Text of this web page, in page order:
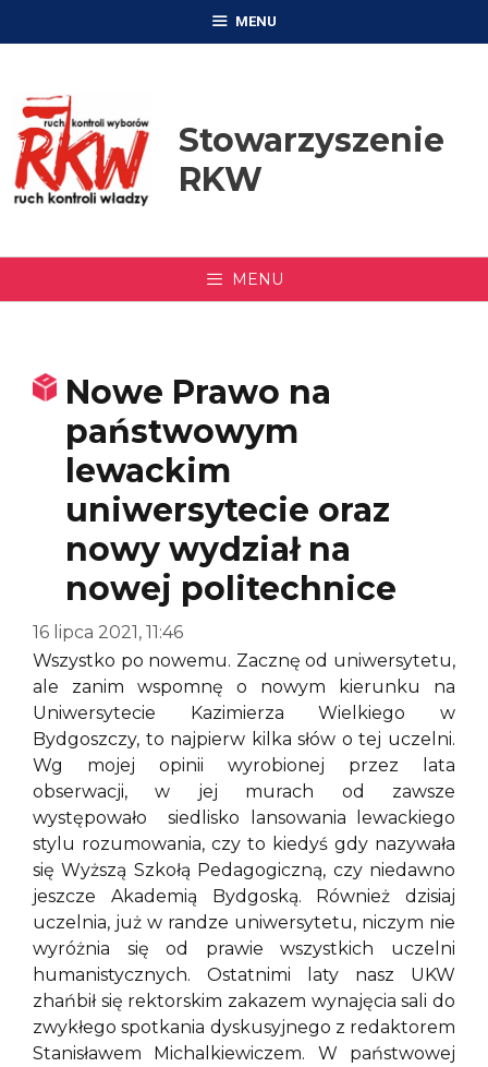
MENU
Stowarzyszenie
RKW
MENU
Nowe Prawo na
państwowym
lewackim
uniwersytecie oraz
nowy wydział na
nowej politechnice
16 lipca 2021, 11:46
Wszystko po nowemu. Zacznę od uniwersytetu,
ale zanim wspomnę o nowym kierunku na
Uniwersytecie Kazimierza Wielkiego w
Bydgoszczy, to najpierw kilka słów o tej uczelni.
Wg mojej opinii wyrobionej przez lata
obserwacji, w jej murach od zawsze
występowało siedlisko lansowania lewackiego
stylu rozumowania, czy to kiedyś gdy nazywała
się Wyższą Szkołą Pedagogiczną, czy niedawno
jeszcze Akademią Bydgoską. Również dzisiaj
uczelnia, już w randze uniwersytetu, niczym nie
wyróżnia się od prawie wszystkich uczelni
humanistycznych. Ostatnimi laty nasz UKW
zhańbił się rektorskim zakazem wynajęcia sali do
zwykłego spotkania dyskusyjnego z redaktorem
Stanisławem Michalkiewiczem. W państwowej